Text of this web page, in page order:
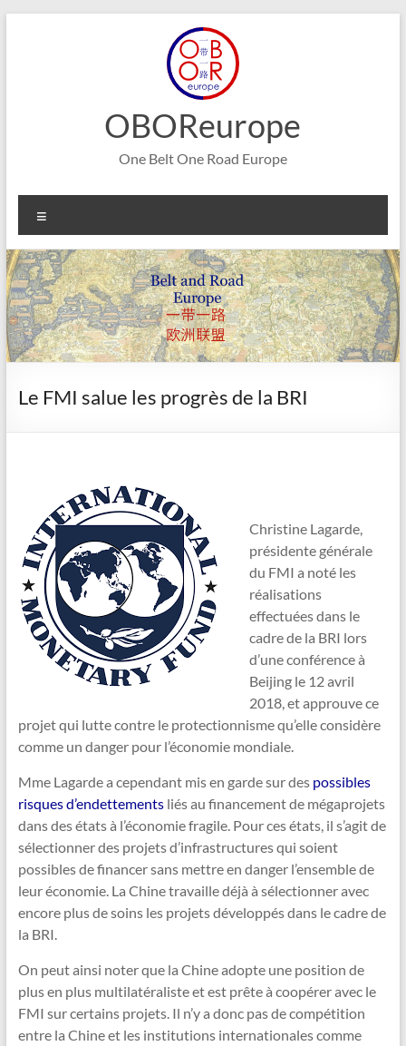
OBOReurope
One Belt One Road Europe
Le FMI salue les progrès de la BRI
Christine Lagarde,
présidente générale
du FMI a noté les
réalisations
effectuées dans le
cadre de la BRI lors
d’une conférence à
Beijing le 12 avril
2018, et approuve ce
projet qui lutte contre le protectionnisme qu’elle considère
comme un danger pour l’économie mondiale.
Mme Lagarde a cependant mis en garde sur des possibles
risques d’endettementsliés au financement de mégaprojets
dans des états à l’économie fragile. Pour ces états, il s’agit de
sélectionner des projets d’infrastructures qui soient
possibles de financer sans mettre en danger l’ensemble de
leur économie. La Chine travaille déjà à sélectionner avec
encore plus de soins les projets développés dans le cadre de
la BRI.
On peut ainsi noter que la Chine adopte une position de
plus en plus multilatéraliste et est prête à coopérer avec le
FMI sur certains projets. Il n’y a donc pas de compétition
entre la Chine et les institutions internationales comme